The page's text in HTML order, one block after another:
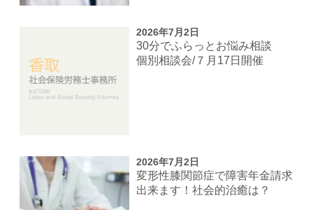
2026年7月2日
30分でふらっとお悩み相談
個別相談会/７月17日開催
2026年7月2日
変形性膝関節症で障害年金請求
出来ます！社会的治癒は？